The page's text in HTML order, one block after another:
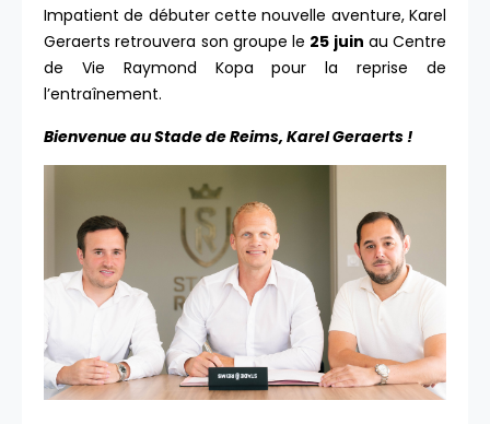
Impatient de débuter cette nouvelle aventure, Karel
Geraerts retrouvera son groupe le 25 juin au Centre
de Vie Raymond Kopa pour la reprise de
l’entraînement.
Bienvenue au Stade de Reims, Karel Geraerts !